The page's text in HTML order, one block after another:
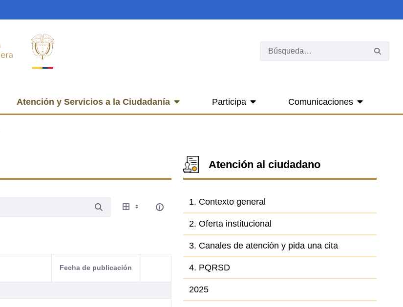
Atención y Servicios a la Ciudadanía Participa Comunicaciones
Fecha de publicación
Acciones del elemento
Atención al ciudadano
1. Contexto general
2. Oferta institucional
3. Canales de atención y pida una cita
4. PQRSD
2025